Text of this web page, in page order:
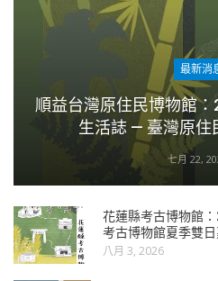
最新消
順益台灣原住民博物館
生活誌 — 臺灣原住
七月 22,
花蓮縣考古博物館
考古博物館夏季雙日
八月 3, 2026